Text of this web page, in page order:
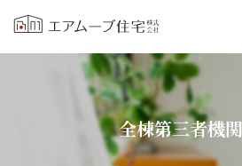
全棟第三者機
プロの目線からご提案。前橋市・高崎市の注文
前橋市・高崎市を中心に群馬県全域で新築・注